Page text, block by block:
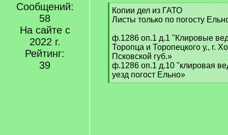
Сообщений:
58
На сайте с
2022 г.
Рейтинг:
39
[
q
Копии дел из ГАТО
Листы только по погосту
ф.1286 оп.1 д.1 "Клировые
Торопца и Торопецкого у., г.
Псковской губ.»
ф.1286 оп.1 д.10 "клировая
уезд погост Ельно»
[